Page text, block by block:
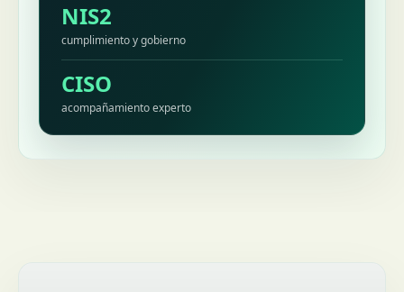
NIS2
cumplimiento y gobierno
CISO
acompañamiento experto